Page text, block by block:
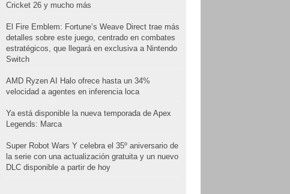
Cricket 26 y mucho más
El Fire Emblem: Fortune’s Weave Direct trae más
detalles sobre este juego, centrado en combates
estratégicos, que llegará en exclusiva a Nintendo
Switch
AMD Ryzen AI Halo ofrece hasta un 34%
velocidad a agentes en inferencia loca
Ya está disponible la nueva temporada de Apex
Legends: Marca
Super Robot Wars Y celebra el 35º aniversario de
la serie con una actualización gratuita y un nuevo
DLC disponible a partir de hoy